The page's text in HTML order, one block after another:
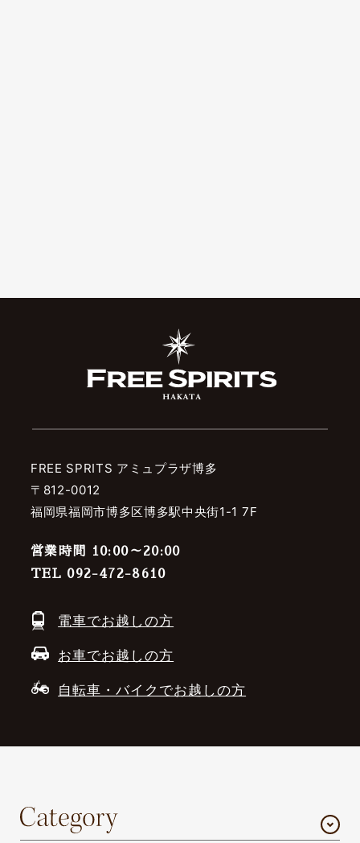
FREE SPRITS アミュプラザ博多
〒812-0012
福岡県福岡市博多区博多駅中央街1-1 7F
営業時間 10:00～20:00
TEL 092-472-8610
電車でお越しの方
お車でお越しの方
自転車・バイクでお越しの方